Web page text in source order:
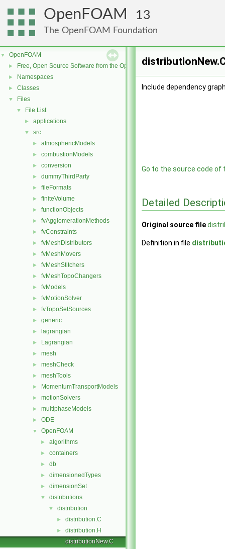
OpenFOAM 13
The OpenFOAM Foundation
▼ OpenFOAM
► Free, Open Source Software from the OpenFOAM Foundation
► Namespaces
► Classes
▼ Files
▼ File List
► applications
▼ src
► atmosphericModels
► combustionModels
► conversion
► dummyThirdParty
► fileFormats
► finiteVolume
► functionObjects
► fvAgglomerationMethods
► fvConstraints
► fvMeshDistributors
► fvMeshMovers
► fvMeshStitchers
► fvMeshTopoChangers
► fvModels
► fvMotionSolver
► fvTopoSetSources
► generic
► lagrangian
► Lagrangian
► mesh
► meshCheck
► meshTools
► MomentumTransportModels
► motionSolvers
► multiphaseModels
► ODE
▼ OpenFOAM
► algorithms
► containers
► db
► dimensionedTypes
► dimensionSet
▼ distributions
▼ distribution
► distribution.C
►
distribution.H
distributionNew.C
Include dependency
Go to the source code of
Detailed
Original source file
Definition in file